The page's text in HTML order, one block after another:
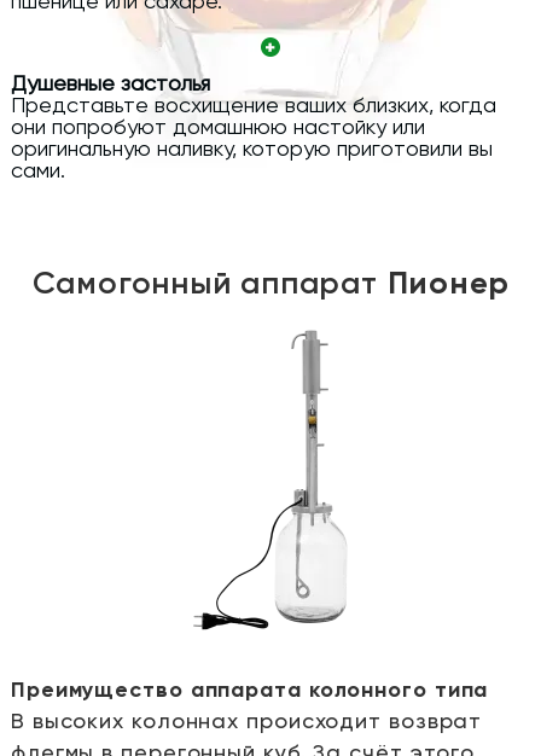
Душевные застолья
Представьте восхищение ваших близких, когда
они попробуют домашнюю настойку или
оригинальную наливку, которую приготовили вы
сами.
Самогонный аппарат Пионер
Преимущество аппарата колонного типа
В высоких колоннах происходит возврат